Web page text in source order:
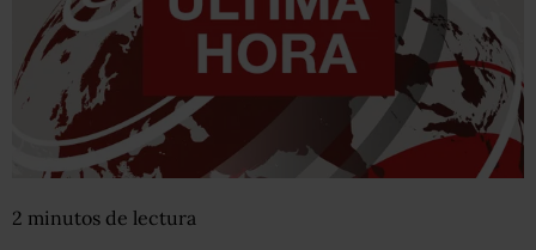
2 minutos de lectura